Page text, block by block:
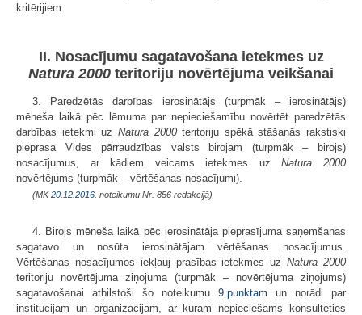
kritērijiem.
II. Nosacījumu sagatavošana ietekmes uz
Natura 2000 teritoriju novērtējuma veikšanai
3. Paredzētās darbības ierosinātājs (turpmāk – ierosinātājs)
mēneša laikā pēc lēmuma par nepieciešamību novērtēt paredzētās
darbības ietekmi uz Natura 2000teritoriju spēkā stāšanās rakstiski
pieprasa Vides pārraudzības valsts birojam (turpmāk – birojs)
nosacījumus, ar kādiem veicams ietekmes uzNatura 2000
novērtējums (turpmāk – vērtēšanas nosacījumi).
(MK20.12.2016. noteikumu Nr. 856 redakcijā)
4. Birojs mēneša laikā pēc ierosinātāja pieprasījuma saņemšanas
sagatavo un nosūta ierosinātājam vērtēšanas nosacījumus.
Vērtēšanas nosacījumos iekļauj prasības ietekmes uzNatura 2000
teritoriju novērtējuma ziņojuma (turpmāk – novērtējuma ziņojums)
sagatavošanai atbilstoši šo noteikumu 9.punktam un norādi par
institūcijām un organizācijām, ar kurām nepieciešams konsultēties